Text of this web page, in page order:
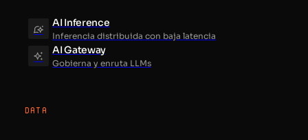
AI Inference
Inferencia distribuida con baja latencia
AI Gateway
Gobierna y enruta LLMs
DATA